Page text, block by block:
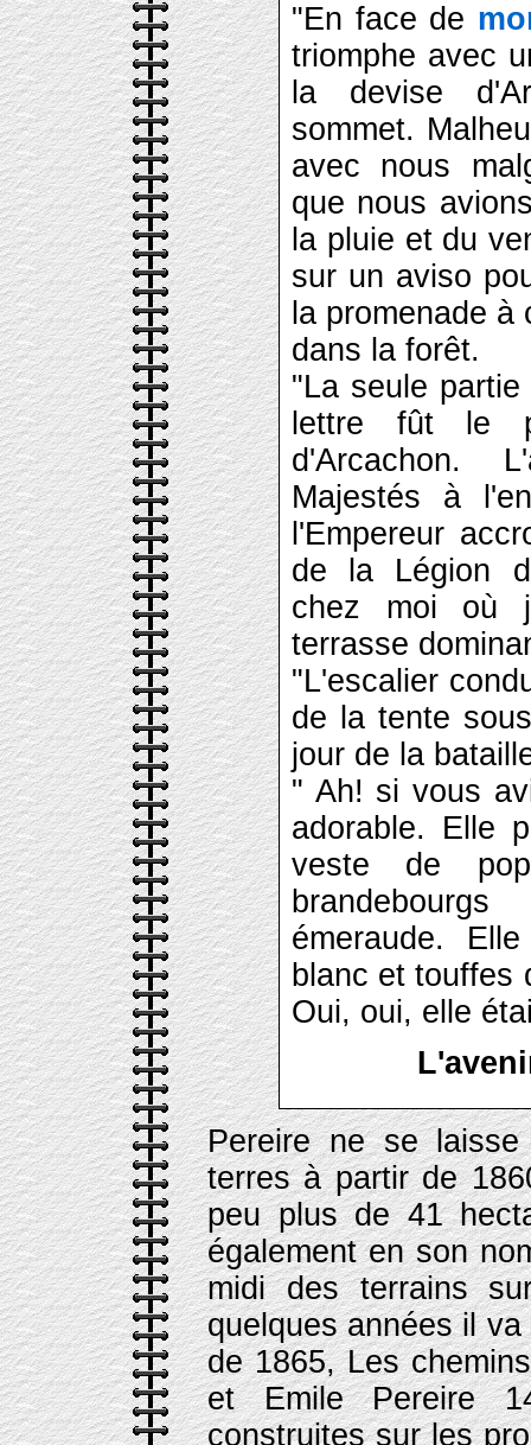
"En face de
triomphe avec
la devise
sommet.
avec nous
que nous
la pluie et du
sur un aviso
la promenade
dans la forêt.
"La seule
lettre fût le
d'Arcachon.
Majestés à
l'Empereur
de la Légion
chez moi où
terrasse
"L'escalier
de la tente
jour de la
" Ah! si vous
adorable. Elle
veste de
émeraude.
blanc et touffes
Oui, oui, elle
Pereire ne se
terres à partir de
peu plus de 41
également en son
midi des terrains
quelques années il
de 1865, Les
et Emile Pereire
construites sur les